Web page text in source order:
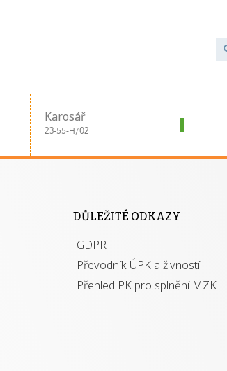
Karosář
23-55-H/02
DŮLEŽITÉ ODKAZY
GDPR
Převodník ÚPK a živností
Přehled PK pro splnění MZK